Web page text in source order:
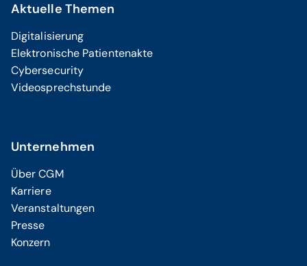
Aktuelle Themen
Digitalisierung
Elektronische Patientenakte
Cybersecurity
Videosprechstunde
Unternehmen
Über CGM
Karriere
Veranstaltungen
Presse
Konzern